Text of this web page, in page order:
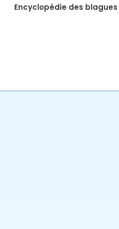
Encyclopédie des blagues